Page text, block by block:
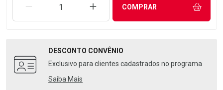
REMOVER UMA UNIDADEAUMENTAR UMA UNIDADE
COMPRAR
DESCONTO CONVÊNIO
Exclusivo para clientes cadastrados no programa
Saiba Mais